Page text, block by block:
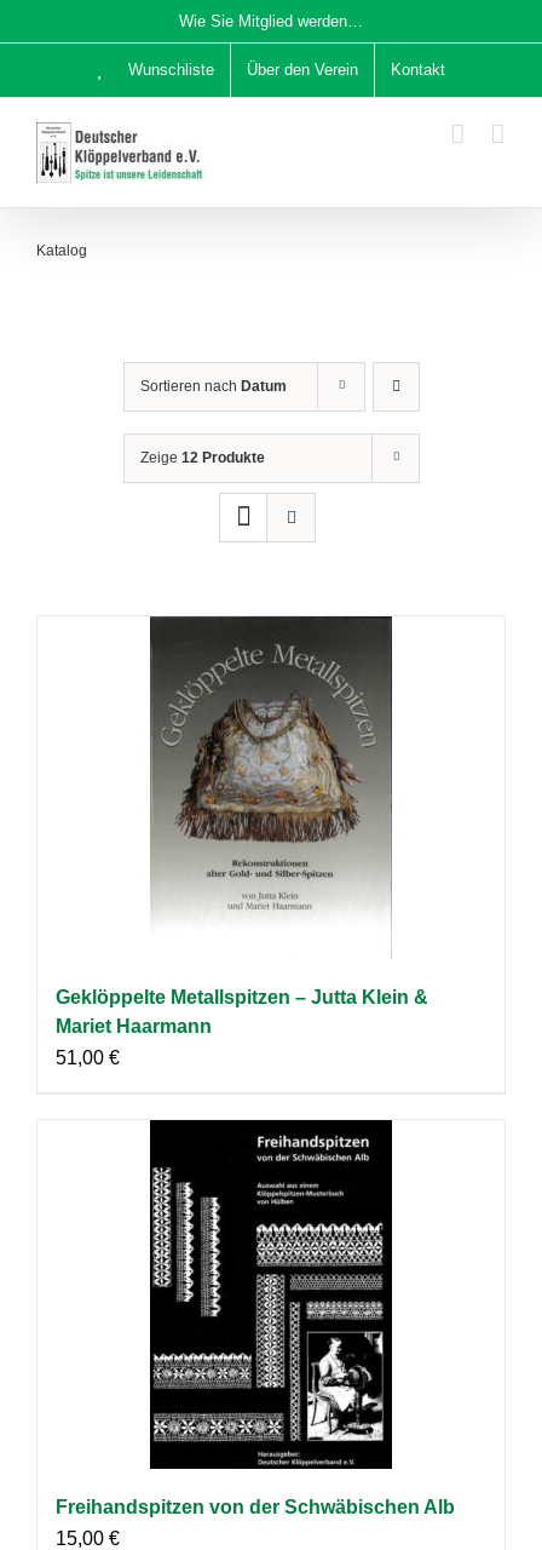
Inhalt
Wie Sie Mitglied werden…
Wunschliste Über den Verein Kontakt
Katalog
Sortieren nach Datum
Zeige 12 Produkte
Geklöppelte Metallspitzen – Jutta Klein &
Mariet Haarmann
51,00 €
Freihandspitzen von der Schwäbischen Alb
15,00 €